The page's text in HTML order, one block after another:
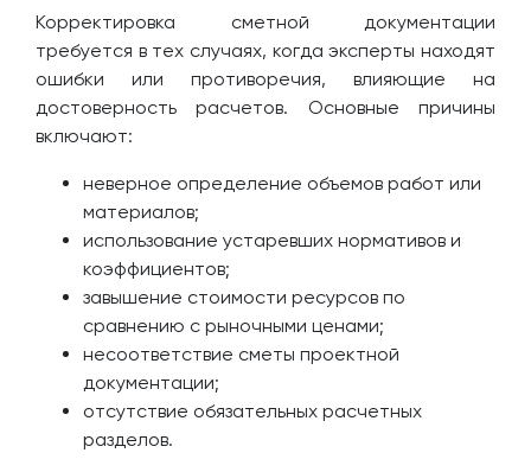
Корректировка сметной документации
требуется в тех случаях, когда эксперты находят
ошибки или противоречия, влияющие на
достоверность расчетов. Основные причины
включают:
неверное определение объемов работ или
материалов;
использование устаревших нормативов и
коэффициентов;
завышение стоимости ресурсов по
сравнению с рыночными ценами;
несоответствие сметы проектной
документации;
отсутствие обязательных расчетных
разделов.